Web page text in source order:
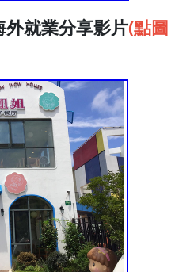
就業分享影片(點圖